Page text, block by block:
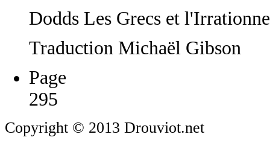
Dodds Les Grecs et
Traduction Michaël Gibson
Page
295
Copyright © 2013 Drouviot.net